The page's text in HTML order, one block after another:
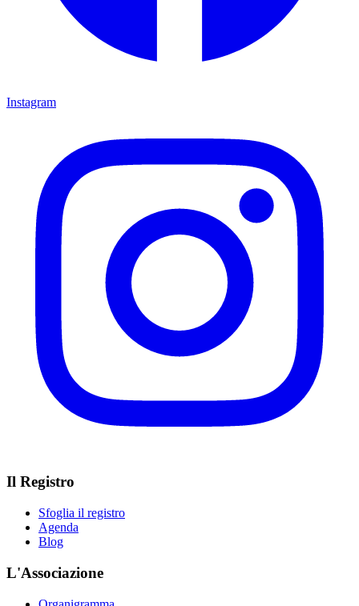
Instagram
Il Registro
Sfoglia il registro
Agenda
Blog
L'Associazione